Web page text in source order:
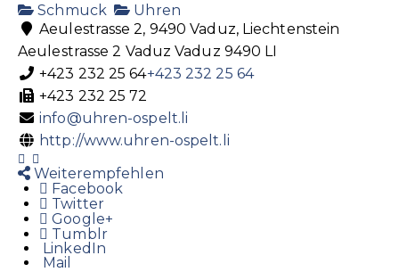
Schmuck
Uhren
Aeulestrasse 2, 9490 Vaduz, Liechtenstein
Aeulestrasse 2 Vaduz Vaduz 9490 LI
+423 232 25 64+423 232 25 64
+423 232 25 72
info@uhren-ospelt.li
http://www.uhren-ospelt.li
Weiterempfehlen
Facebook
Twitter
Google+
Tumblr
LinkedIn
Mail